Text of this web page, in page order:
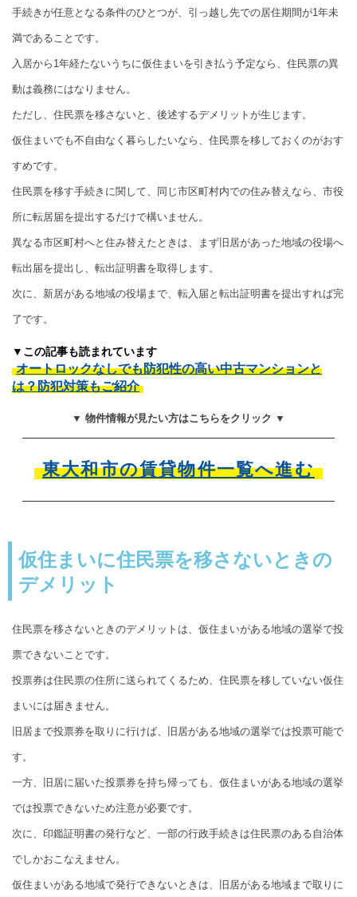
手続きが任意となる条件のひとつが、引っ越し先での居住期間が1年未
満であることです。
入居から1年経たないうちに仮住まいを引き払う予定なら、住民票の異
動は義務にはなりません。
ただし、住民票を移さないと、後述するデメリットが生じます。
仮住まいでも不自由なく暮らしたいなら、住民票を移しておくのがおす
すめです。
住民票を移す手続きに関して、同じ市区町村内での住み替えなら、市役
所に転居届を提出するだけで構いません。
異なる市区町村へと住み替えたときは、まず旧居があった地域の役場へ
転出届を提出し、転出証明書を取得します。
次に、新居がある地域の役場まで、転入届と転出証明書を提出すれば完
了です。
▼この記事も読まれています
オートロックなしでも防犯性の高い中古マンションと
は？防犯対策もご紹介
▼ 物件情報が見たい方はこちらをクリック ▼
東大和市の賃貸物件一覧へ進む
仮住まいに住民票を移さないときの
デメリット
住民票を移さないときのデメリットは、仮住まいがある地域の選挙で投
票できないことです。
投票券は住民票の住所に送られてくるため、住民票を移していない仮住
まいには届きません。
旧居まで投票券を取りに行けば、旧居がある地域の選挙では投票可能で
す。
一方、旧居に届いた投票券を持ち帰っても、仮住まいがある地域の選挙
では投票できないため注意が必要です。
次に、印鑑証明書の発行など、一部の行政手続きは住民票のある自治体
でしかおこなえません。
仮住まいがある地域で発行できないときは、旧居がある地域まで取りに